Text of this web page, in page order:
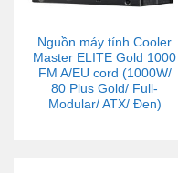
Nguồn máy tính Cooler
Master ELITE Gold 1000
FM A/EU cord (1000W/
80 Plus Gold/ Full-
Modular/ ATX/ Đen)